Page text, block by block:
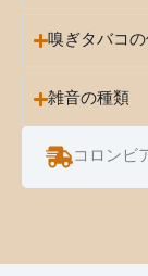
リ
ペ
個
嗅ぎタバコ
雑音の種類
コロンビ